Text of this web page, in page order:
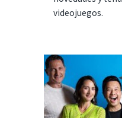
videojuegos.